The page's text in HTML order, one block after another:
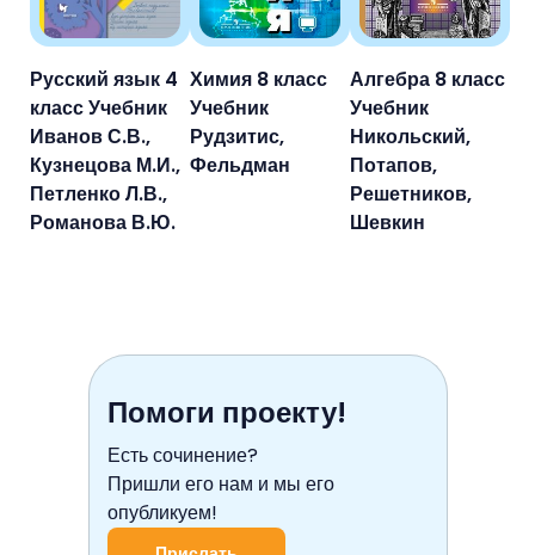
Русский язык 4
класс Учебник
Иванов С.В.,
Кузнецова М.И.,
Петленко Л.В.,
Романова В.Ю.
Химия 8 класс
Учебник
Рудзитис,
Фельдман
Алгебра 8 класс
Учебник
Никольский,
Потапов,
Решетников,
Шевкин
Помоги проекту!
Есть сочинение?
Пришли его нам и мы его
опубликуем!